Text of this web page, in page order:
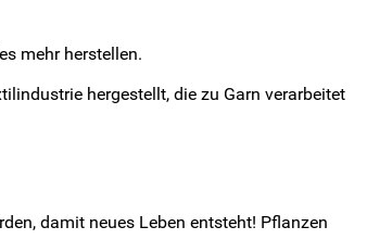
mehr herstellen.
hergestellt, die zu Garn verarbeitet
damit neues Leben entsteht! Pflanzen